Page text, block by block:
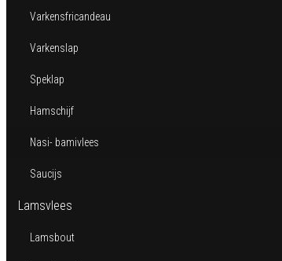
Varkensfricandeau
Varkenslap
Speklap
Hamschijf
Nasi- bamivlees
Saucijs
Lamsvlees
Lamsbout